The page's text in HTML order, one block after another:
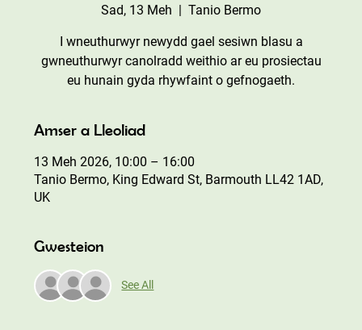
Sad, 13 Meh
  |
Tanio Bermo
I wneuthurwyr newydd gael sesiwn blasu a
gwneuthurwyr canolradd weithio ar eu prosiectau
eu hunain gyda rhywfaint o gefnogaeth.
Amser a Lleoliad
13 Meh 2026, 10:00 – 16:00
Tanio Bermo, King Edward St, Barmouth LL42 1AD,
UK
Gwesteion
See All